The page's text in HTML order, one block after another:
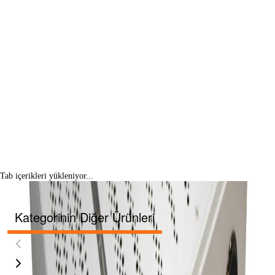
Tab içerikleri yükleniyor...
Kategorinin Diğer Ürünleri